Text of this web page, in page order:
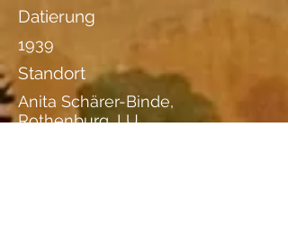
Datierung
1939
Standort
Anita Schärer-Binde,
Rothenburg, LU